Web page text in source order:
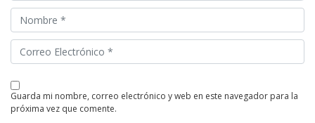
guarda mi nombre, correo electrónico y web en este navegador para la
próxima vez que comente.